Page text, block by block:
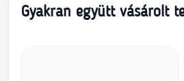
Gyakran együtt vásárolt